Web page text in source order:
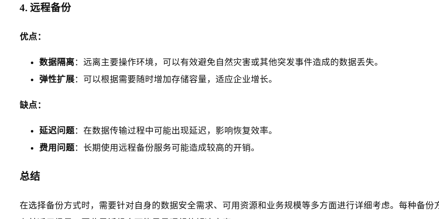
4. 远程备份
优点：
数据隔离：远离主要操作环境，可以有效避免自然灾害或其他突发事件造成的数据丢失。
弹性扩展：可以根据需要随时增加存储容量，适应企业增长。
缺点：
延迟问题：在数据传输过程中可能出现延迟，影响恢复效率。
费用问题：长期使用远程备份服务可能造成较高的开销。
总结
在选择备份方式时，需要针对自身的数据安全需求、可用资源和业务规模等多方面进行详细考虑。每种备份